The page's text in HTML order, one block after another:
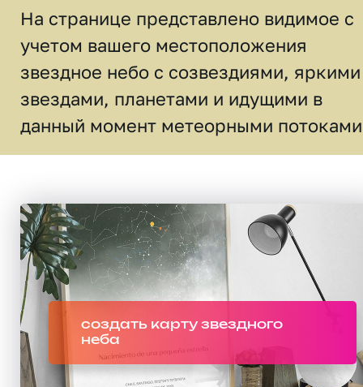
На странице представлено видимое c
учетом вашего местоположения
звездное небо c созвездиями, яркими
звездами, планетами и идущими в
данный момент метеорными
создать карту звездного
неба